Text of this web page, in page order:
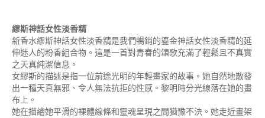
繆斯神話女性淡香精
新香水繆斯神話女性淡香精是我們暢銷的鎏金神話女性淡香精的延
伸迷人的粉香組合物。這是一首對青春的頌歌充滿了輕鬆且不真實
之天真純潔信息。
女繆斯的描述是指一位前途光明的年輕畫家的故事。她自然地散發
出一種天真無邪、令人無法抗拒的性感。黎明時分光線落在她的畫
布上。
她在描繪她平滑的裸體線條和靈魂呈現之間猶豫不決。她走近畫架